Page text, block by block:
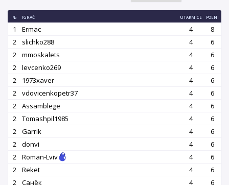
№ IGRAČ UTAKMICE POENI
1 Ermac 4
8
2
slichko288 4
6
2
mmoskalets 4
6
2
levcenko269 4
6
2
1973xaver 4
6
2
vdovicenkopetr37 4
6
2
Assamblege 4
6
2
Tomashpil1985 4
6
2
Garrik 4
6
2
donvi 4
6
2
Roman-Lviv 4
6
2
Reket 4
6
2
Санёк 4 6